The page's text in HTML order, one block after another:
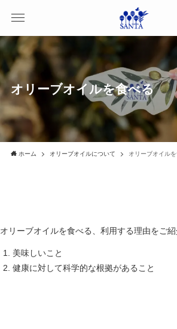
オリーブオイルを食べる
ホーム オリーブオイルについて オリーブオイル
オリーブオイルを食べる、利用する理由をご紹
美味しいこと
健康に対して科学的な根拠があること